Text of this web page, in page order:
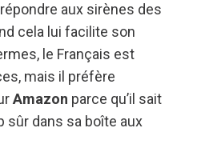
aux sirènes des
cela lui facilite son
le Français est
mais il préfère
Amazon parce qu’il sait
sûr dans sa boîte aux